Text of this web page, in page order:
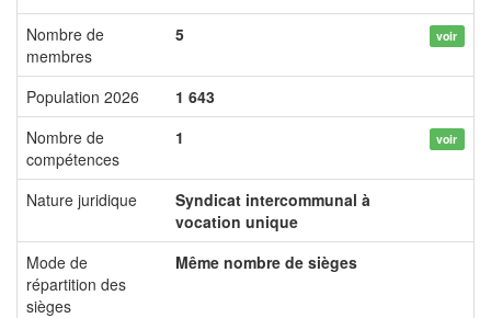
Nombre de
membres
5 voir
Population 2026
1 643
Nombre de
compétences
1 voir
Nature juridique
Syndicat intercommunal à
vocation unique
Mode de
répartition des
sièges
Même nombre de sièges